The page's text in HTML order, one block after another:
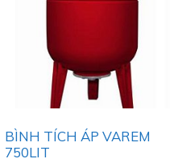
BÌNH TÍCH ÁP VAREM
750LIT